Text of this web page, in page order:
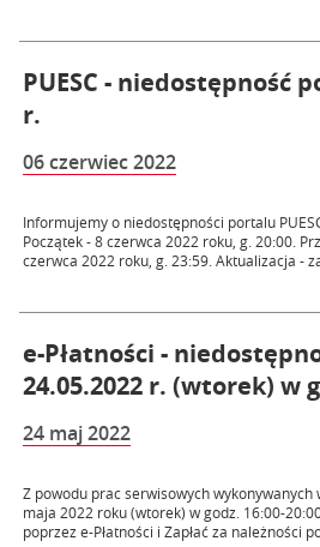
PUESC - niedostępność
r.
06 czerwiec 2022
Informujemy o niedostępności portalu
Początek - 8 czerwca 2022 roku, g. 20:00.
czerwca 2022 roku, g. 23:59. Aktualizacja -
e-Płatności -
24.05.2022 r. (wtorek) w
24 maj 2022
Z powodu prac serwisowych wykonywanych
maja 2022 roku (wtorek) w godz. 16:00-
poprzez e-Płatności i Zapłać za należności